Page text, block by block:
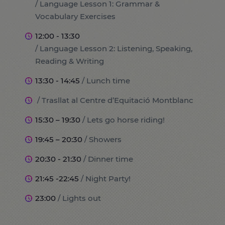
/ Language Lesson 1: Grammar &
Vocabulary Exercises
12:00 - 13:30
/ Language Lesson 2: Listening, Speaking,
Reading & Writing
13:30 - 14:45 / Lunch time
/ Trasllat al Centre d’Equitació Montblanc
15:30 – 19:30 / Lets go horse riding!
19:45 – 20:30 / Showers
20:30 - 21:30 / Dinner time
21:45 -22:45 / Night Party!
23:00 / Lights out